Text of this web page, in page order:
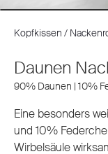
Kopfkissen /
Daunen
90% Daunen | 10%
Eine besonders
und 10%
Wirbelsäule